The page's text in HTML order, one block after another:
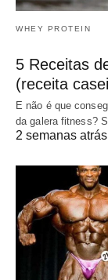
WHEY PROTEIN
5 Receitas
(receita
E não é que
da galera fitness?
2 semanas atrás